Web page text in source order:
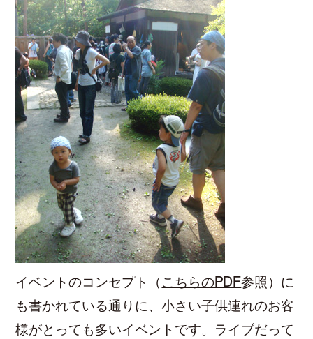
イベントのコンセプト（ こちらのPDF参照）に
も書かれている通りに、小さい子供連れのお客
様がとっても多いイベントです。ライブだって